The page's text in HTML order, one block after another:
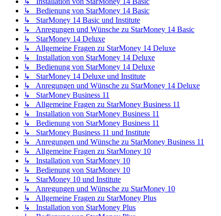
↳ Bedienung von StarMoney 14 Basic
↳ StarMoney 14 Basic und Institute
↳ Anregungen und Wünsche zu StarMoney 14 Basic
↳ StarMoney 14 Deluxe
↳ Allgemeine Fragen zu StarMoney 14 Deluxe
↳ Installation von StarMoney 14 Deluxe
↳ Bedienung von StarMoney 14 Deluxe
↳ StarMoney 14 Deluxe und Institute
↳ Anregungen und Wünsche zu StarMoney 14 Deluxe
↳ StarMoney Business 11
↳ Allgemeine Fragen zu StarMoney Business 11
↳ Installation von StarMoney Business 11
↳ Bedienung von StarMoney Business 11
↳ StarMoney Business 11 und Institute
↳ Anregungen und Wünsche zu StarMoney Business 11
↳ Allgemeine Fragen zu StarMoney 10
↳ Installation von StarMoney 10
↳ Bedienung von StarMoney 10
↳ StarMoney 10 und Institute
↳ Anregungen und Wünsche zu StarMoney 10
↳ Allgemeine Fragen zu StarMoney Plus
↳ Installation von StarMoney Plus